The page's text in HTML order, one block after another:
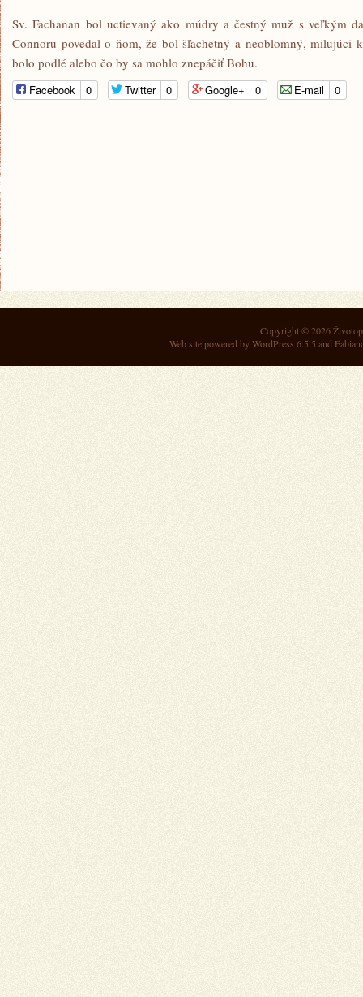
Sv. Fachanan bol uctievaný ako múdry a čestný muž s veľkým
Connoru povedal o ňom, že bol šľachetný a neoblomný, milujúci
bolo podlé alebo čo by sa mohlo znepáčiť Bohu.
Facebook 0 Twitter 0 Google+ 0 E-mail 0
Copyright © 2026
Web site powered byWordPress 6.5.5 and